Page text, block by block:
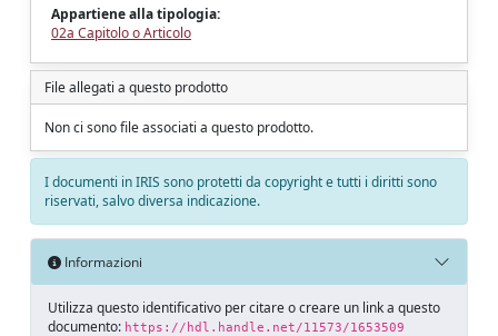
Appartiene alla tipologia:
02a Capitolo o Articolo
File allegati a questo prodotto
Non ci sono file associati a questo prodotto.
I documenti in IRIS sono protetti da copyright e tutti i diritti sono
riservati, salvo diversa indicazione.
Informazioni
Utilizza questo identificativo per citare o creare un link a questo
documento: https://hdl.handle.net/11573/1653509